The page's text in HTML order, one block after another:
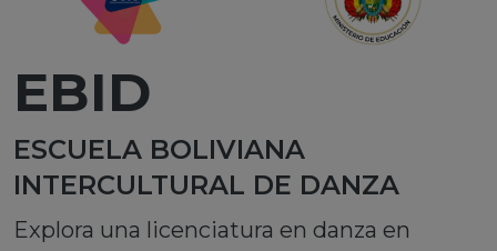
EBID
ESCUELA BOLIVIANA
INTERCULTURAL DE DANZA
Explora una licenciatura en danza en